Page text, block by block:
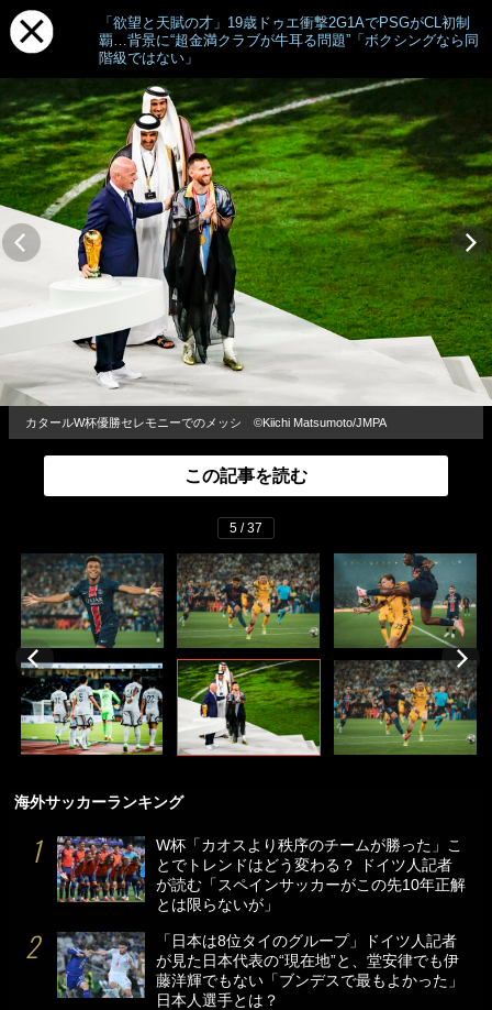
「欲望と天賦の才」19歳ドゥエ衝撃2G1AでPSGがCL初制
覇…背景に“超金満クラブが牛耳る問題”「ボクシングなら同
階級ではない」
カタールW杯優勝セレモニーでのメッシ ©Kiichi Matsumoto/JMPA
この記事を読む
5 / 37
海外サッカーランキング
W杯「カオスより秩序のチームが勝った」こ
とでトレンドはどう変わる？ ドイツ人記者
が読む「スペインサッカーがこの先10年正解
とは限らないが」
「日本は8位タイのグループ」ドイツ人記者
が見た日本代表の“現在地”と、堂安律でも伊
藤洋輝でもない「ブンデスで最もよかった」
日本人選手とは？